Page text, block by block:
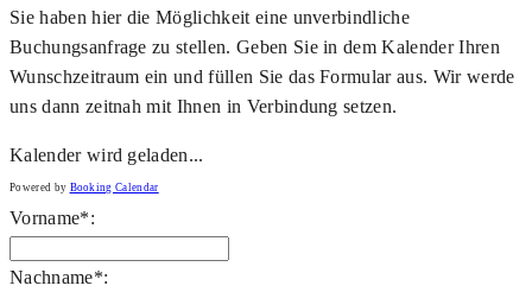
Sie haben hier die Möglichkeit eine unverbindliche
Buchungsanfrage zu stellen. Geben Sie in dem Kalender Ihren
Wunschzeitraum ein und füllen Sie das Formular aus. Wir werde
uns dann zeitnah mit Ihnen in Verbindung setzen.
Kalender wird geladen...
Powered by Booking Calendar
Vorname*:
Nachname*: